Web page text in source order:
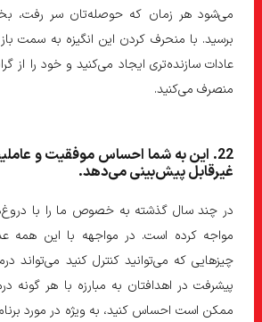
می‌شود هر زمان که حوصله‌تان سر رفت،
برسید. با منحرف کردن این انگیزه به سمت
عادات سازنده‌تری ایجاد می‌کنید و خود را از
منصرف می‌کنید.
22. این به شما احساس موفقیت و
غیرقابل پیشبینی میدهد.
در چند سال گذشته به خصوص ما را با
مواجه کرده است. در مواجهه با این همه عدم
چیزهایی که می‌توانید کنترل کنید می‌تواند
پیشرفت در اهدافتان به مبارزه با هر گونه
ممکن است احساس کنید، به ویژه در مورد